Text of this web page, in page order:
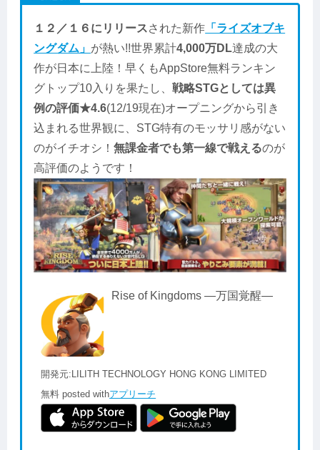
１２／１６にリリースされた新作 「ライズオブキ
ングダム」 が熱い!!世界累計4,000万DL達成の大
作が日本に上陸！早くもAppStore無料ランキン
グトップ10入りを果たし、戦略STGとしては異
例の評価★4.6(12/19現在)オープニングから引き
込まれる世界観に、STG特有のモッサリ感がない
のがイチオシ！無課金者でも第一線で戦えるのが
高評価のようです！
Rise of Kingdoms ―万国覚醒―
開発元: LILITH TECHNOLOGY HONG KONG LIMITED
無料 posted withアプリーチ